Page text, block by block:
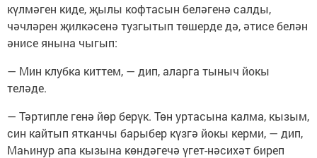
күлмәген киде, җылы кофтасын беләгенә салды,
чәчләрен җилкәсенә тузгытып төшерде дә, әтисе белән
әнисе янына чыгып:
— Мин клубка киттем, — дип, аларга тыныч йокы
теләде.
— Тәртипле генә йөр берүк. Төн уртасына калма, кызым,
син кайтып ятканчы барыбер күзгә йокы керми, — дип,
Маһинур апа кызына көндәгечә үгет-нәсихәт биреп